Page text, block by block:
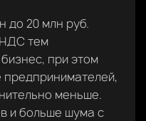
до 20 млн руб.
НДС тем
при этом
предпринимателей,
меньше.
и больше шума с